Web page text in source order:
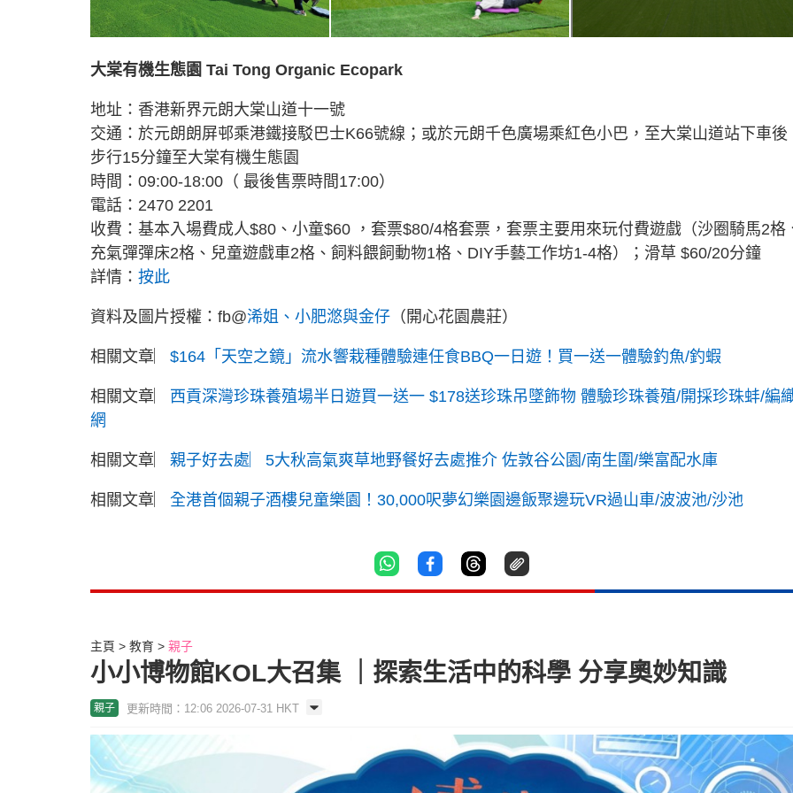
大棠有機生態園 Tai Tong Organic Ecopark
地址：香港新界元朗大棠山道十一號
交通：於元朗朗屏邨乘港鐵接駁巴士K66號線；或於元朗千色廣場乘紅色小巴，至大棠山道站下車後
步行15分鐘至大棠有機生態園
時間：09:00-18:00（ 最後售票時間17:00）
電話：2470 2201
收費：基本入場費成人$80、小童$60 ，套票$80/4格套票，套票主要用來玩付費遊戲（沙圈騎馬2格
充氣彈彈床2格、兒童遊戲車2格、飼料餵飼動物1格、DIY手藝工作坊1-4格）；滑草 $60/20分鐘
詳情： 按此
資料及圖片授權：fb@浠姐、小肥滺與金仔 （開心花園農莊）
相關文章︳ $164「天空之鏡」流水響栽種體驗連任食BBQ一日遊！買一送一體驗釣魚/釣蝦
相關文章︳ 西貢深灣珍珠養殖場半日遊買一送一 $178送珍珠吊墜飾物 體驗珍珠養殖/開採珍珠蚌/編
網
相關文章︳ 親子好去處︳5大秋高氣爽草地野餐好去處推介 佐敦谷公園/南生圍/樂富配水庫
相關文章︳ 全港首個親子酒樓兒童樂園！30,000呎夢幻樂園邊飯聚邊玩VR過山車/波波池/沙池
主頁 教育 親子
小小博物館KOL大召集 ｜探索生活中的科學 分享奧妙知識
親子 更新時間：12:06 2026-07-31 HKT